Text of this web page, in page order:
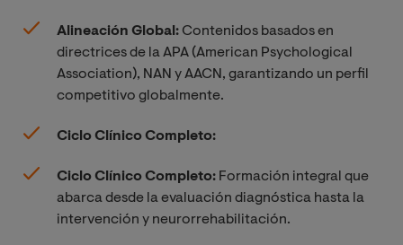
Alineación Global: Contenidos basados en
directrices de la APA (American Psychological
Association), NAN y AACN, garantizando un perfil
competitivo globalmente.
Ciclo Clínico Completo:
Ciclo Clínico Completo: Formación integral que
abarca desde la evaluación diagnóstica hasta la
intervención y neurorrehabilitación.